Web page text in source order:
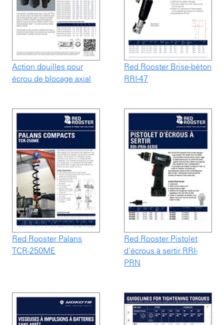
Action douilles pour
écrou de blocage axial
Red Rooster Brise-béton
RRI-47
Red Rooster Palans
TCR-250ME
Red Rooster Pistolet
d'écrous à sertir RRI-
PRN